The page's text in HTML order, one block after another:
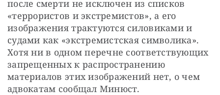
после смерти не исключен из списков
«террористов и экстремистов», а его
изображения трактуются силовиками и
судами как «экстремистская символика».
Хотя ни в одном перечне соответствующих
запрещенных к распространению
материалов этих изображений нет, о чем
адвокатам сообщал Минюст.